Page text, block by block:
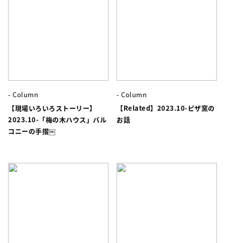
- Column
【現場いろいろストーリー】
2023.10-「梅の木ハウス」バル
コニーの手摺￼
- Column
【Related】2023.10-ピザ窯の
お話